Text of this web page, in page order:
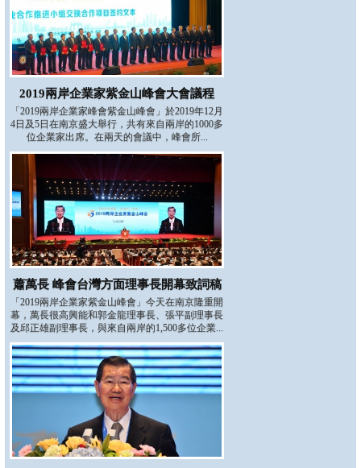
2019兩岸企業家紫金山峰會大會議程
「2019兩岸企業家峰會紫金山峰會」於2019年12月
4日及5日在南京盛大舉行，共有來自兩岸的1000多
位企業家出席。在兩天的會議中，峰會所...
蕭萬長 峰會台灣方面理事長開幕致詞稿
「2019兩岸企業家紫金山峰會」今天在南京隆重開
幕，萬長很高興能和郭金龍理事長、張平副理事長
及邱正雄副理事長，與來自兩岸的1,500多位企業...